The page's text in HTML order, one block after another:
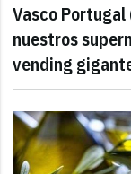
Vasco Portugal
nuestros
vending